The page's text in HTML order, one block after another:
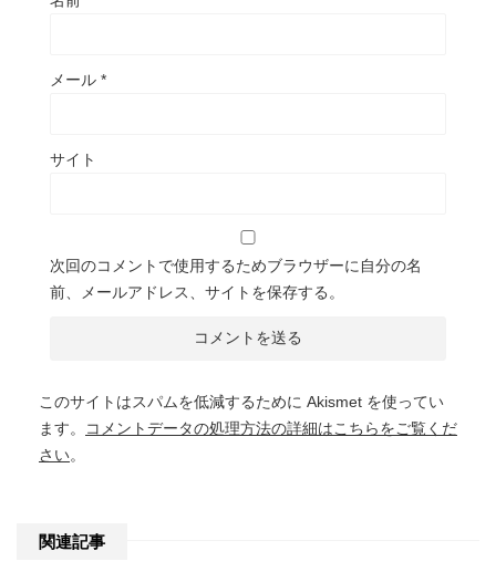
メール *
サイト
次回のコメントで使用するためブラウザーに自分の名
前、メールアドレス、サイトを保存する。
このサイトはスパムを低減するために Akismet を使ってい
ます。
コメントデータの処理方法の詳細はこちらをご覧くだ
さい。
関連記事